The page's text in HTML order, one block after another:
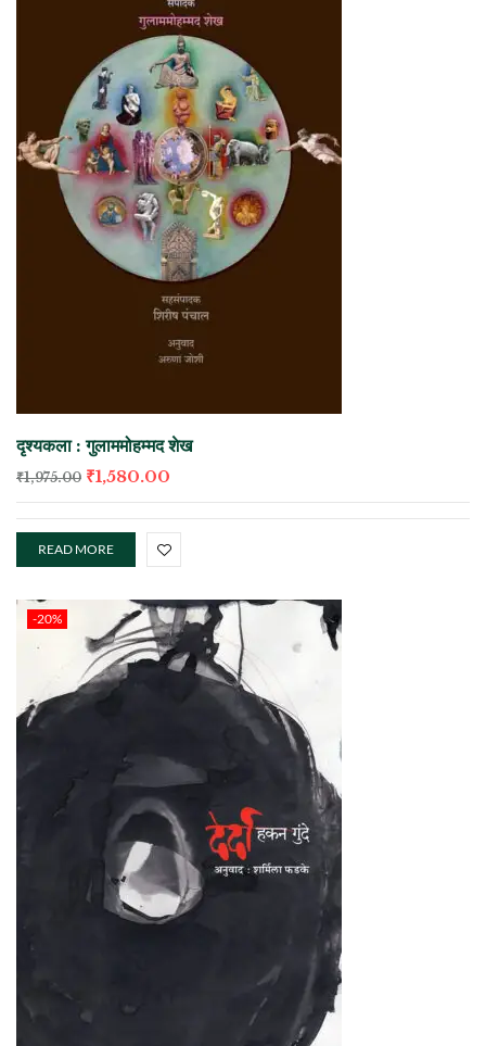
दृश्यकला : गुलाममोहम्मद शेख
₹1,975.00 ₹1,580.00
READ MORE
-20%